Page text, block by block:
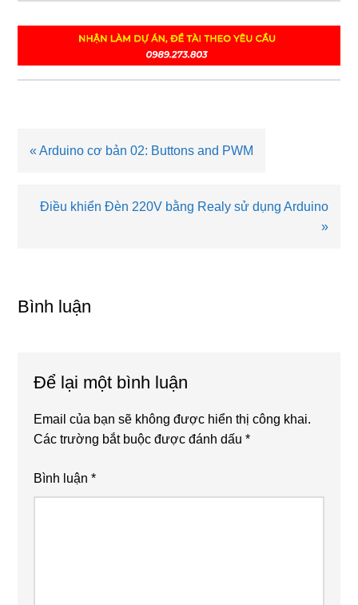
Bài
« Arduino cơ bản 02: Buttons and PWM
Bài
Điều khiển Đèn 220V bằng Realy sử dụng Arduino
»
Interactions
Bình luận
Để lại một bình luận
Email của bạn sẽ không được hiển thị công khai.
Các trường bắt buộc được đánh dấu*
Bình luận*